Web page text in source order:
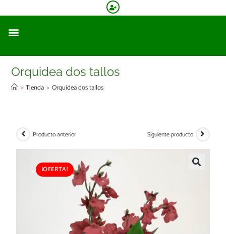
Orquidea dos tallos
> Tienda > Orquidea dos tallos
¡OFERTA!
Producto anterior Siguiente producto